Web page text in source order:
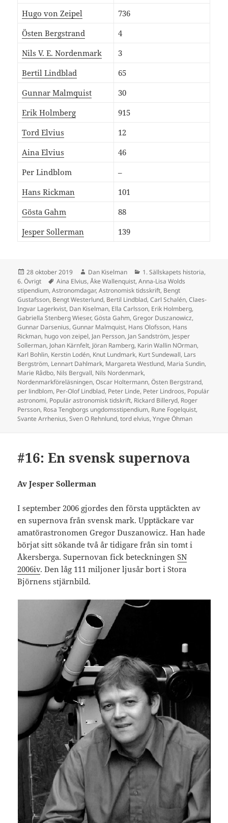
Hugo von Zeipel
736
Östen Bergstrand
4
Nils V. E. Nordenmark
3
Bertil Lindblad
65
Gunnar Malmquist
30
Erik Holmberg
915
Tord Elvius
12
Aina Elvius
46
Per Lindblom
–
Hans Rickman
101
Gösta Gahm
88
Jesper Sollerman
139
Postat
28 oktober 2019 Författare
Dan Kiselman Kategorier
1. Sällskapets historia,
6. Övrigt
Taggar
Aina Elvius,Åke Wallenquist,Anna-Lisa Wolds
stipendium,Astronomdagar,Astronomisk tidsskrift, Bengt
Gustafsson, Bengt Westerlund, Bertil Lindblad,Carl Schalén,Claes-
Ingvar Lagerkvist, Dan Kiselman, Ella Carlsson, Erik Holmberg,
Gabriella Stenberg Wieser,Gösta Gahm,Gregor Duszanowicz,
Gunnar Darsenius,Gunnar Malmquist, Hans Olofsson, Hans
Rickman, hugo von zeipel, Jan Persson, Jan Sandström, Jesper
Sollerman, Johan Kärnfelt, Jöran Ramberg, Karin Wallin NOrman,
Karl Bohlin, Kerstin Lodén, Knut Lundmark, Kurt Sundewall, Lars
Bergström, Lennart Dahlmark, Margareta Westlund, Maria Sundin,
Marie Rådbo, Nils Bergvall, Nils Nordenmark,
Nordenmarkföreläsningen,Oscar Holtermann,Östen Bergstrand,
per lindblom, Per-Olof Lindblad, Peter Linde, Peter Lindroos, Populär
astronomi, Populär astronomisk tidskrift, Rickard Billeryd, Roger
Persson, Rosa Tengborgs ungdomsstipendium, Rune Fogelquist,
Svante Arrhenius,Sven O Rehnlund,tord elvius,Yngve Öhman
#16: En svensk supernova
Av Jesper Sollerman
I september 2006 gjordes den första upptäckten av
en supernova från svensk mark. Upptäckare var
amatörastronomen Gregor Duszanowicz. Han hade
börjat sitt sökande två år tidigare från sin tomt i
Åkersberga. Supernovan fick beteckningenSN
2006iv. Den låg 111 miljoner ljusår bort i Stora
Björnens stjärnbild.